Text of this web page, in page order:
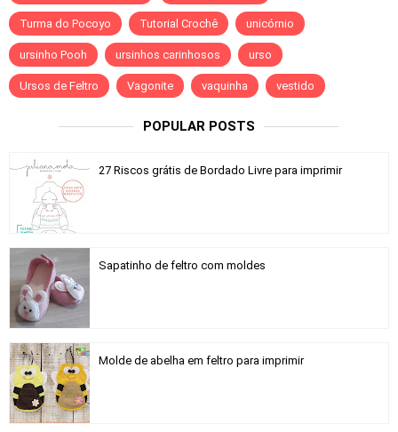
Turma do Pocoyo Tutorial Crochê unicórnio
ursinho Pooh ursinhos carinhosos urso
Ursos de Feltro Vagonite vaquinha vestido
POPULAR POSTS
27 Riscos grátis de Bordado Livre para imprimir
Sapatinho de feltro com moldes
Molde de abelha em feltro para imprimir